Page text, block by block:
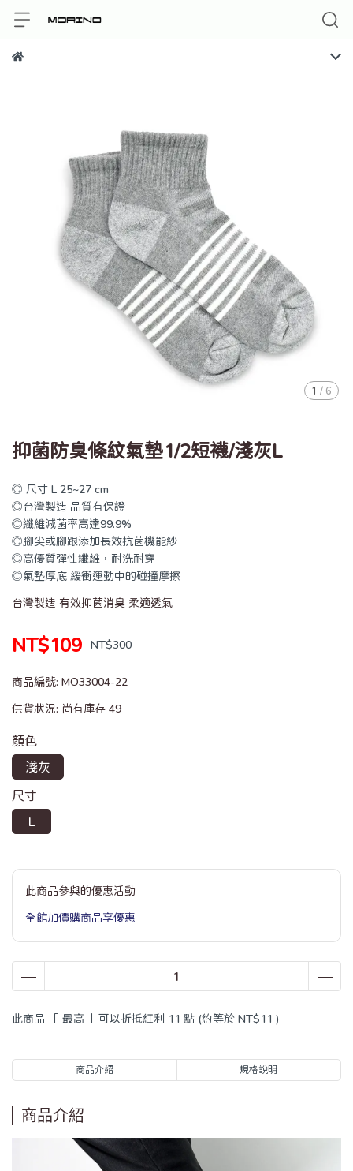
1 / 6
抑菌防臭條紋氣墊1/2短襪/淺灰L
◎ 尺寸 L 25~27 cm
◎台灣製造 品質有保證
◎纖維減菌率高達99.9%
◎腳尖或腳跟添加長效抗菌機能紗
◎高優質彈性纖維，耐洗耐穿
◎氣墊厚底 緩衝運動中的碰撞摩擦
台灣製造 有效抑菌消臭 柔適透氣
NT$109 NT$300
商品編號: MO33004-22
供貨狀況: 尚有庫存 49
顏色
淺灰
尺寸
L
此商品參與的優惠活動
全館加價購商品享優惠
此商品 「 最高 」可以折抵紅利 11 點 (約等於 NT$11 )
商品介紹 規格說明
商品介紹